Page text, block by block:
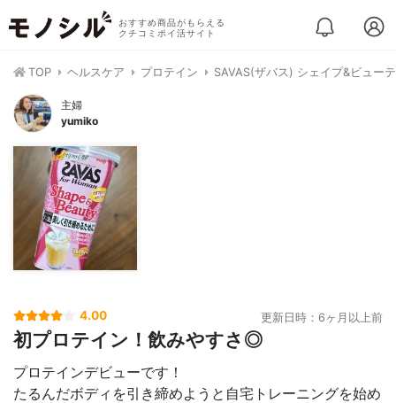
おすすめ商品がもらえる
クチコミポイ活サイト
TOP ヘルスケア プロテイン SAVAS(ザバス) シェイプ&ビュー
主婦
yumiko
4.00 更新日時：6ヶ月以上前
初プロテイン！飲みやすさ◎
プロテインデビューです！
たるんだボディを引き締めようと自宅トレーニングを始め